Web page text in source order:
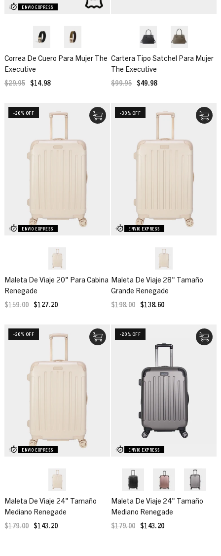
ENVIO EXPRESS
Correa De Cuero Para Mujer The
Executive
$29.95 $14.98
Cartera Tipo Satchel Para Mujer
The Executive
$99.95 $49.98
ENVIO EXPRESS
-20% OFF
Maleta De Viaje 20" Para Cabina
Renegade
$159.00 $127.20
ENVIO EXPRESS
-30% OFF
Maleta De Viaje 28" Tamaño
Grande Renegade
$198.00 $138.60
ENVIO EXPRESS
-20% OFF
Maleta De Viaje 24" Tamaño
Mediano Renegade
$179.00 $143.20
ENVIO EXPRESS
-20% OFF
Maleta De Viaje 24" Tamaño
Mediano Renegade
$179.00 $143.20